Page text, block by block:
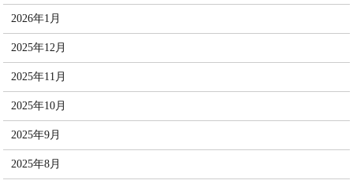
2026年1月
2025年12月
2025年11月
2025年10月
2025年9月
2025年8月